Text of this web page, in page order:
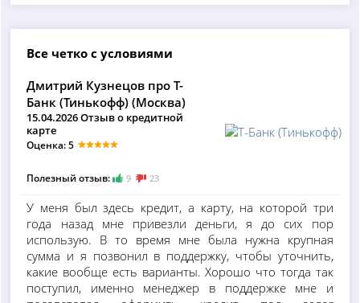
Все четко с условиями
Дмитрий Кузнецов про Т-
Банк (Тинькофф) (Москва)
15.04.2026 Отзыв о кредитной
карте
Оценка: 5
Полезный отзыв: 9 23
У меня был здесь кредит, а карту, на которой три
года назад мне привезли деньги, я до сих пор
использую. В то время мне была нужна крупная
сумма и я позвонил в поддержку, чтобы уточнить,
какие вообще есть варианты. Хорошо что тогда так
поступил, именно менеджер в поддержке мне и